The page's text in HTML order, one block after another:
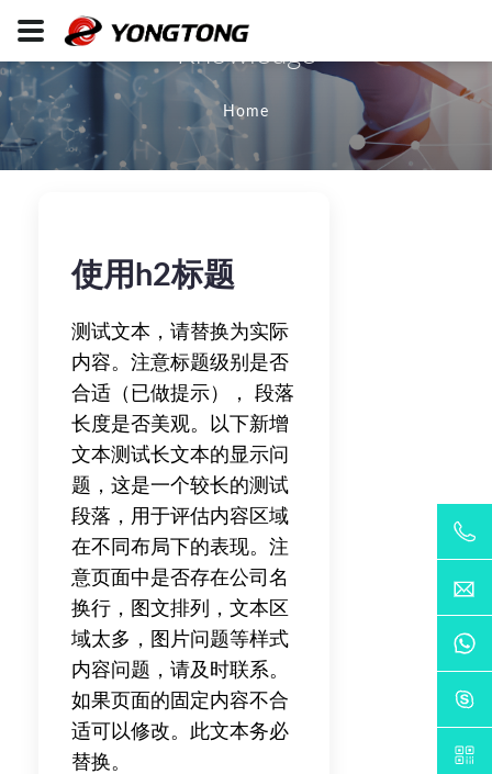
Knowledge
Home
使用h2标题
测试文本，请替换为实际
内容。注意标题级别是否
合适（已做提示）， 段落
长度是否美观。以下新增
文本测试长文本的显示问
题，这是一个较长的测试
段落，用于评估内容区域
在不同布局下的表现。注
意页面中是否存在公司名
换行，图文排列，文本区
域太多，图片问题等样式
内容问题，请及时联系。
如果页面的固定内容不合
适可以修改。此文本务必
替换。